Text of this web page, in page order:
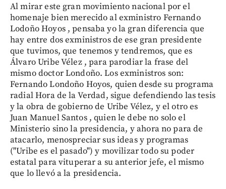
Al mirar este gran movimiento nacional por el
homenaje bien merecido al exministro Fernando
Lodoño Hoyos , pensaba yo la gran diferencia que
hay entre dos exministros de ese gran presidente
que tuvimos, que tenemos y tendremos, que es
Álvaro Uribe Vélez , para parodiar la frase del
mismo doctor Londoño. Los exministros son:
Fernando Londoño Hoyos, quien desde su programa
radial Hora de la Verdad, sigue defendiendo las tesis
y la obra de gobierno de Uribe Vélez, y el otro es
Juan Manuel Santos , quien le debe no solo el
Ministerio sino la presidencia, y ahora no para de
atacarlo, menospreciar sus ideas y programas
("Uribe es el pasado") y movilizar todo su poder
estatal para vituperar a su anterior jefe, el mismo
que lo llevó a la presidencia.